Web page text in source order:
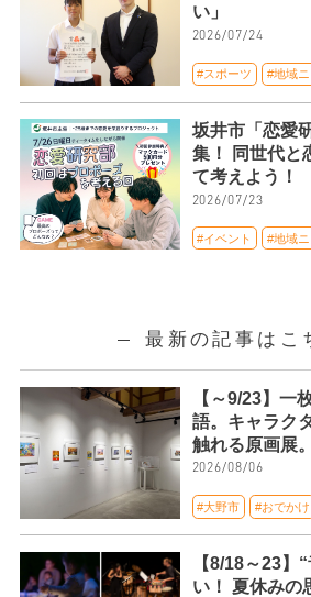
い」
2026/07/24
#スポーツ #地域
坂井市「恋愛
集！ 同世代と
て考えよう！
2026/07/23
#イベント #地域
最新の記事はこ
【～9/23】一
語。キャラク
触れる原画展
2026/08/06
#大野市 #おでかけ
【8/18～23】
い！ 夏休みの